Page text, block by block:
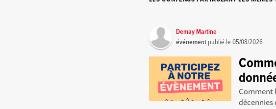
Demay Martine
événement publié le05/08/2026
Comment
décennies